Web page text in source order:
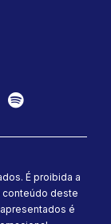
É proibida a
conteúdo deste
é